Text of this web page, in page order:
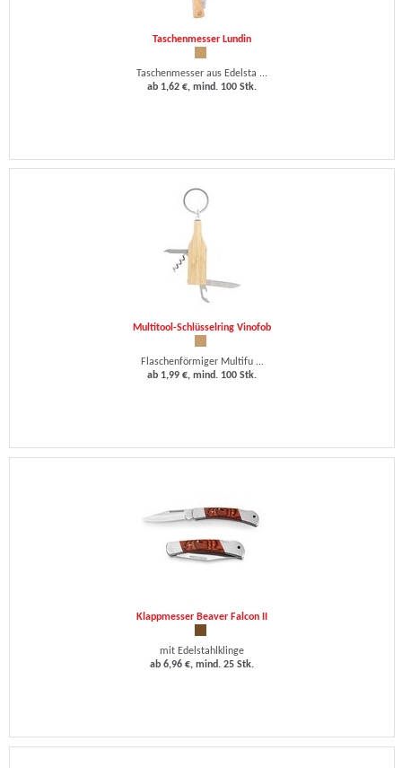
Taschenmesser Lundin
Taschenmesser aus Edelsta ...
ab 1,62 €, mind. 100 Stk.
Multitool-Schlüsselring Vinofob
Flaschenförmiger Multifu ...
ab 1,99 €, mind. 100 Stk.
Klappmesser Beaver Falcon II
mit Edelstahlklinge
ab 6,96 €, mind. 25 Stk.